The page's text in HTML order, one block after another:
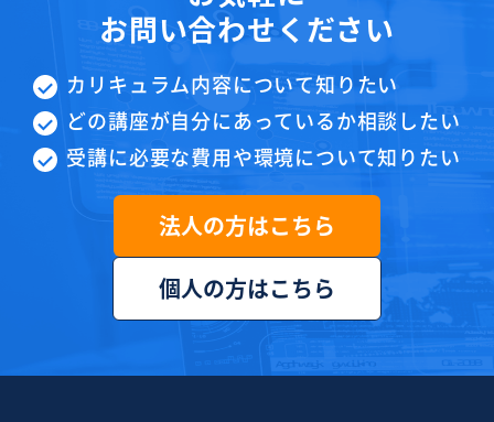
お問い合わせください
カリキュラム内容について知りたい
どの講座が自分にあっているか相談したい
受講に必要な費用や環境について知りたい
法人の方はこちら
個人の方はこちら